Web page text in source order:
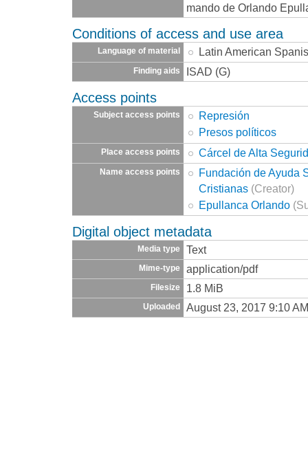
mando de Orlando
Conditions of access and use area
Language of material Latin American
Finding aids ISAD (G)
Access points
Subject access points
Represión
Presos políticos
Place access points Cárcel de Alta
Name access points
Fundación de Ayuda
Cristianas (Creator)
Epullanca Orlando
Digital object metadata
Media type Text
Mime-type application/pdf
Filesize 1.8 MiB
Uploaded August 23, 2017 9:10 AM